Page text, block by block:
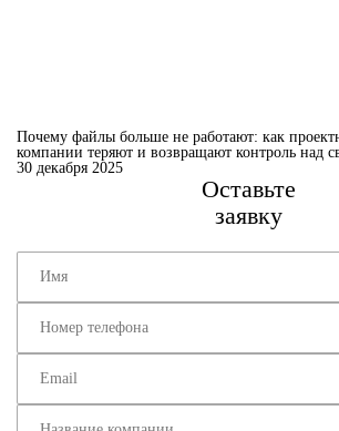
Почему файлы больше не работают: как
компании теряют и возвращают контроль над
30 декабря 2025
Оставьте
заявку